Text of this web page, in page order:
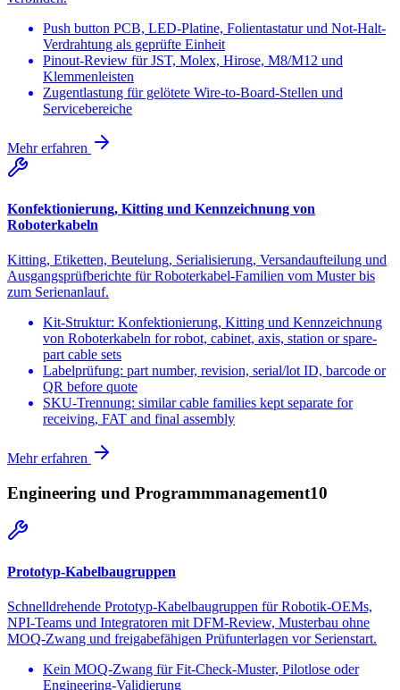
Push button PCB, LED-Platine, Folientastatur und Not-Halt-
Verdrahtung als geprüfte Einheit
Pinout-Review für JST, Molex, Hirose, M8/M12 und
Klemmenleisten
Zugentlastung für gelötete Wire-to-Board-Stellen und
Servicebereiche
Mehr erfahren
Konfektionierung, Kitting und Kennzeichnung von
Roboterkabeln
Kitting, Etiketten, Beutelung, Serialisierung, Versandaufteilung und
Ausgangsprüfberichte für Roboterkabel-Familien vom Muster bis
zum Serienanlauf.
Kit-Struktur: Konfektionierung, Kitting und Kennzeichnung
von Roboterkabeln for robot, cabinet, axis, station or spare-
part cable sets
Labelprüfung: part number, revision, serial/lot ID, barcode or
QR before quote
SKU-Trennung: similar cable families kept separate for
receiving, FAT and final assembly
Mehr erfahren
Engineering und Programmmanagement10
Prototyp-Kabelbaugruppen
Schnelldrehende Prototyp-Kabelbaugruppen für Robotik-OEMs,
NPI-Teams und Integratoren mit DFM-Review, Musterbau ohne
MOQ-Zwang und freigabefähigen Prüfunterlagen vor Serienstart.
Kein MOQ-Zwang für Fit-Check-Muster, Pilotlose oder
Engineering-Validierung